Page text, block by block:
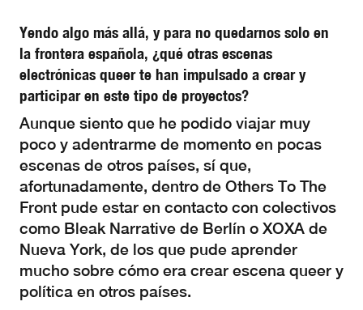
Yendo algo más allá, y para no quedarnos solo en
la frontera española, ¿qué otras escenas
electrónicas queer te han impulsado a crear y
participar en este tipo de proyectos?
Aunque siento que he podido viajar muy
poco y adentrarme de momento en pocas
escenas de otros países, sí que,
afortunadamente, dentro de Others To The
Front pude estar en contacto con colectivos
como Bleak Narrative de Berlín o XOXA de
Nueva York, de los que pude aprender
mucho sobre cómo era crear escena queer y
política en otros países.